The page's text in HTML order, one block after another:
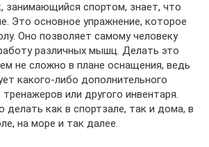
занимающийся спортом, знает, что
Это основное упражнение, которое
Оно позволяет самому человеку
различных мышц. Делать это
не сложно в плане оснащения, ведь
какого-либо дополнительного
или другого инвентаря.
как в спортзале, так и дома, в
на море и так далее.